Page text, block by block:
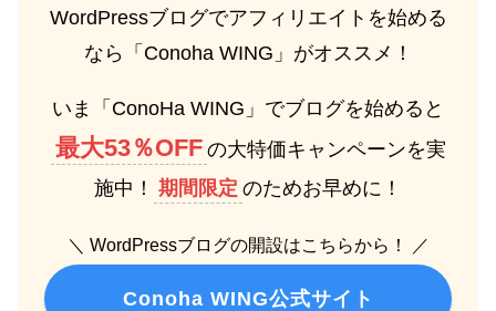
WordPressブログでアフィリエイトを始める
なら「Conoha WING」がオススメ！
いま「ConoHa WING」でブログを始めると
最大53％OFF の大特価キャンペーンを実
施中！ 期間限定 のためお早めに！
＼ WordPressブログの開設はこちらから！ ／
Conoha WING公式サイト